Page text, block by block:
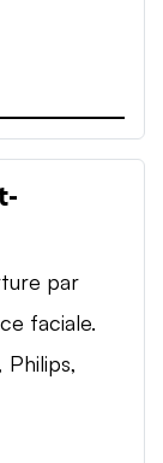
par
faciale.
Philips,